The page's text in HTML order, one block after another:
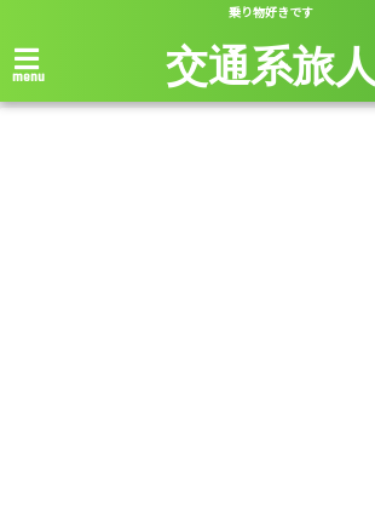
乗り物好きです
menu 交通系旅人